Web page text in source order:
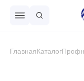
ГлавнаяКаталог